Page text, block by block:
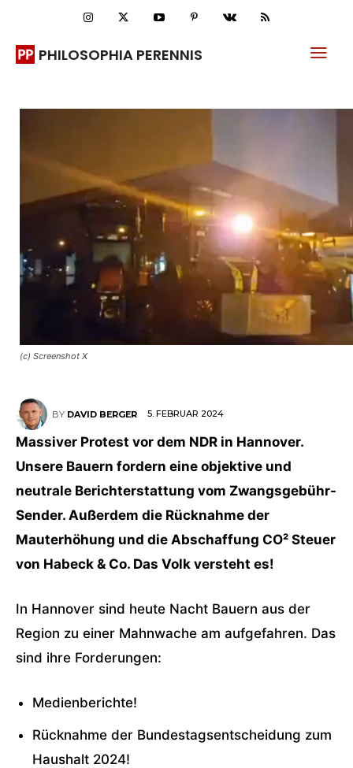
PHILOSOPHIA PERENNIS
(c) Screenshot X
BY DAVID BERGER 5. FEBRUAR 2024
Massiver Protest vor dem NDR in Hannover.
Unsere Bauern fordern eine objektive und
neutrale Berichterstattung vom Zwangsgebühr-
Sender. Außerdem die Rücknahme der
Mauterhöhung und die Abschaffung CO² Steuer
von Habeck & Co. Das Volk versteht es!
In Hannover sind heute Nacht Bauern aus der
Region zu einer Mahnwache am aufgefahren. Das
sind ihre Forderungen:
Medienberichte!
Rücknahme der Bundestagsentscheidung zum
Haushalt 2024!